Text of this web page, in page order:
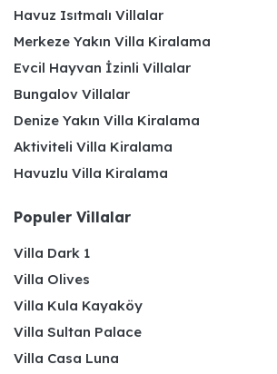
Havuz Isıtmalı Villalar
Merkeze Yakın Villa Kiralama
Evcil Hayvan İzinli Villalar
Bungalov Villalar
Denize Yakın Villa Kiralama
Aktiviteli Villa Kiralama
Havuzlu Villa Kiralama
Populer Villalar
Villa Dark 1
Villa Olives
Villa Kula Kayaköy
Villa Sultan Palace
Villa Casa Luna